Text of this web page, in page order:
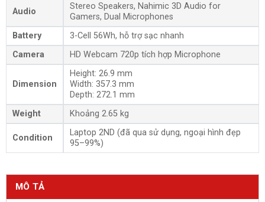
MÔ TẢ
Audio
Stereo Speakers, Nahimic 3D Audio for
Gamers, Dual Microphones
Battery
3-Cell 56Wh, hỗ trợ sạc nhanh
Camera
HD Webcam 720p tích hợp Microphone
Dimension
Height: 26.9 mm
Width: 357.3 mm
Depth: 272.1 mm
Weight
Khoảng 2.65 kg
Condition
Laptop 2ND (đã qua sử dụng, ngoại hình đẹp
95–99%)